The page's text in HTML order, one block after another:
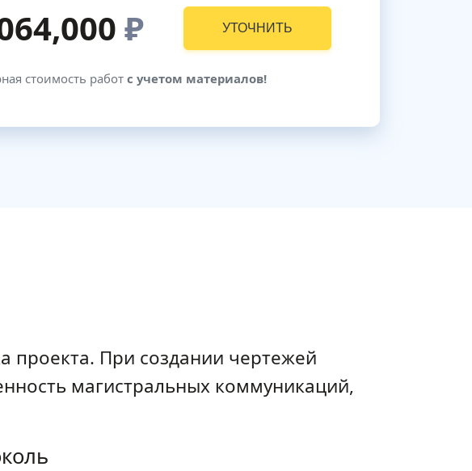
₽ УТОЧНИТЬ
стоимость работ с учетом материалов!
проекта. При создании чертежей
магистральных коммуникаций,